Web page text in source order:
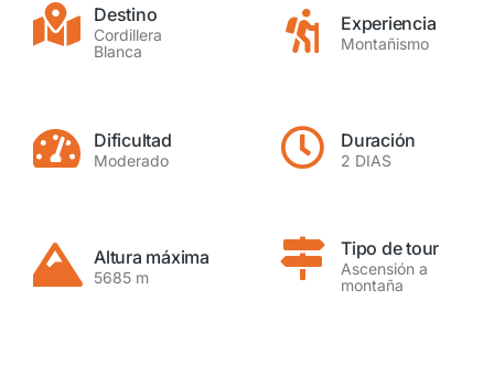
Destino
Cordillera
Blanca
Experiencia
Montañismo
Dificultad
Moderado
Duración
2 DIAS
Altura máxima
5685 m
Tipo de tour
Ascensión a
montaña